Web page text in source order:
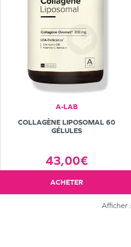
A-LAB
COLLAGÈNE LIPOSOMAL 60
GÉLULES
43,00€
ACHETER
Afficher :